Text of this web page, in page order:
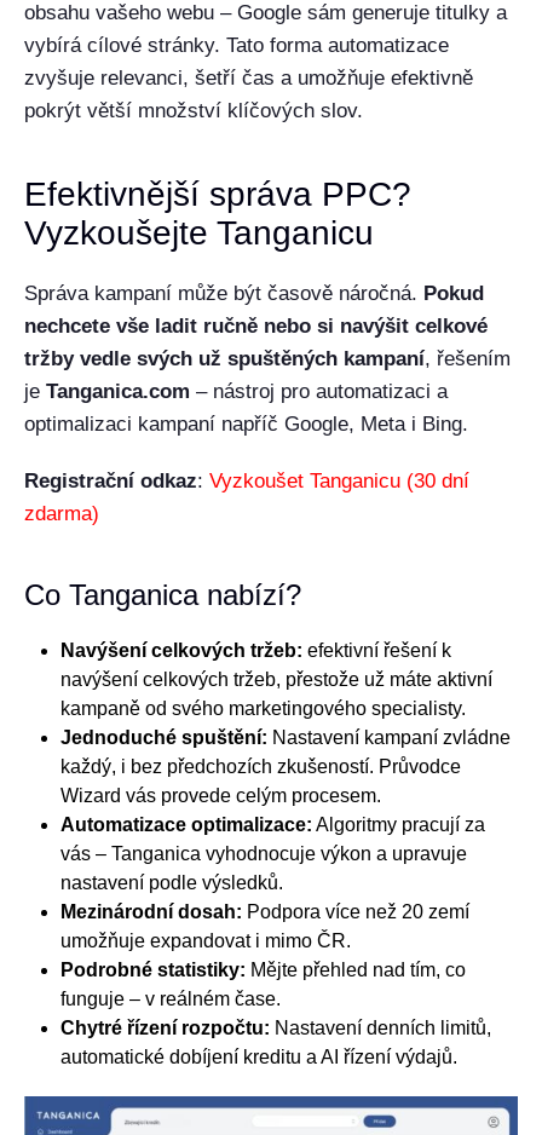
obsahu vašeho webu – Google sám generuje titulky a
vybírá cílové stránky. Tato forma automatizace
zvyšuje relevanci, šetří čas a umožňuje efektivně
pokrýt větší množství klíčových slov.
Efektivnější správa PPC?
Vyzkoušejte Tanganicu
Správa kampaní může být časově náročná. Pokud
nechcete vše ladit ručně nebo si navýšit celkové
tržby vedle svých už spuštěných kampaní, řešením
je Tanganica.com – nástroj pro automatizaci a
optimalizaci kampaní napříč Google, Meta i Bing.
Registrační odkaz: Vyzkoušet Tanganicu (30 dní
zdarma)
Co Tanganica nabízí?
Navýšení celkových tržeb: efektivní řešení k
navýšení celkových tržeb, přestože už máte aktivní
kampaně od svého marketingového specialisty.
Jednoduché spuštění: Nastavení kampaní zvládne
každý, i bez předchozích zkušeností. Průvodce
Wizard vás provede celým procesem.
Automatizace optimalizace: Algoritmy pracují za
vás – Tanganica vyhodnocuje výkon a upravuje
nastavení podle výsledků.
Mezinárodní dosah: Podpora více než 20 zemí
umožňuje expandovat i mimo ČR.
Podrobné statistiky: Mějte přehled nad tím, co
funguje – v reálném čase.
Chytré řízení rozpočtu: Nastavení denních limitů,
automatické dobíjení kreditu a AI řízení výdajů.